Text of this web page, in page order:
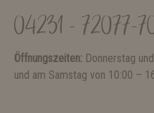
04231 - 72077-
Öffnungszeiten: Donnerstag
und am Samstag von 10:00 –